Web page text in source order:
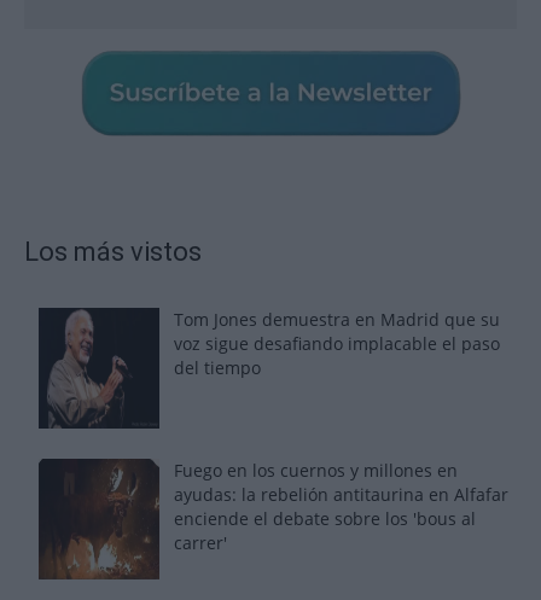
Los más vistos
Tom Jones demuestra en Madrid que su
voz sigue desafiando implacable el paso
del tiempo
Fuego en los cuernos y millones en
ayudas: la rebelión antitaurina en Alfafar
enciende el debate sobre los 'bous al
carrer'